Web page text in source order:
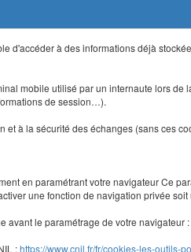
d'accéder à des informations déjà
mobile utilisé par un internaute lors de
de session…).
à la sécurité des échanges (sans ces
en paramétrant votre navigateur Ce
une fonction de navigation privée
le paramétrage de votre
:https://www.cnil.fr/fr/cookies-les-outils-